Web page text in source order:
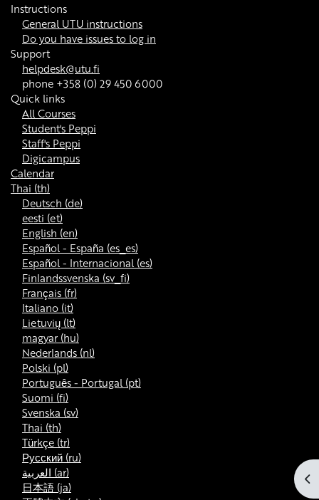
Instructions
General UTU instructions
Do you have issues to log in
Support
helpdesk@utu.fi
phone +358 (0) 29 450 6000
Quick links
All Courses
Student's Peppi
Staff's Peppi
Digicampus
Calendar
Thai ‎(th)‎
Deutsch ‎(de)‎
eesti ‎(et)‎
English ‎(en)‎
Español - España ‎(es_es)‎
Español - Internacional ‎(es)‎
Finlandssvenska ‎(sv_fi)‎
Français ‎(fr)‎
Italiano ‎(it)‎
Lietuvių ‎(lt)‎
magyar ‎(hu)‎
Nederlands ‎(nl)‎
Polski ‎(pl)‎
Português - Portugal ‎(pt)‎
Suomi ‎(fi)‎
Svenska ‎(sv)‎
Thai ‎(th)‎
Türkçe ‎(tr)‎
Русский ‎(ru)‎
العربية ‎(ar)‎
日本語 ‎(ja)‎